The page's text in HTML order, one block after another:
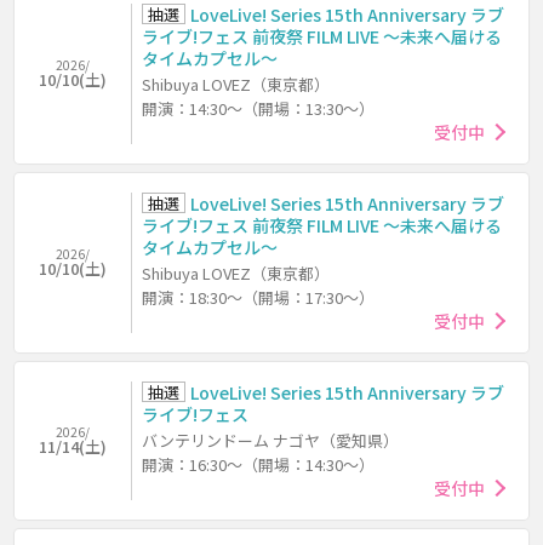
2026/
10/10(土)
抽選 LoveLive! Series 15th Anniversary ラブ
ライブ!フェス 前夜祭 FILM LIVE ～未来へ届ける
タイムカプセル～
Shibuya LOVEZ（東京都）
開演：14:30～（開場：13:30～）
受付中
2026/
10/10(土)
抽選 LoveLive! Series 15th Anniversary ラブ
ライブ!フェス 前夜祭 FILM LIVE ～未来へ届ける
タイムカプセル～
Shibuya LOVEZ（東京都）
開演：18:30～（開場：17:30～）
受付中
2026/
11/14(土)
抽選 LoveLive! Series 15th Anniversary ラブ
ライブ!フェス
バンテリンドーム ナゴヤ（愛知県）
開演：16:30～（開場：14:30～）
受付中